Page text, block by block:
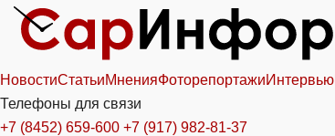
НовостиСтатьиМненияФоторепортажиИнтервью
Телефоны для связи
+7 (8452) 659-600 +7 (917) 982-81-37